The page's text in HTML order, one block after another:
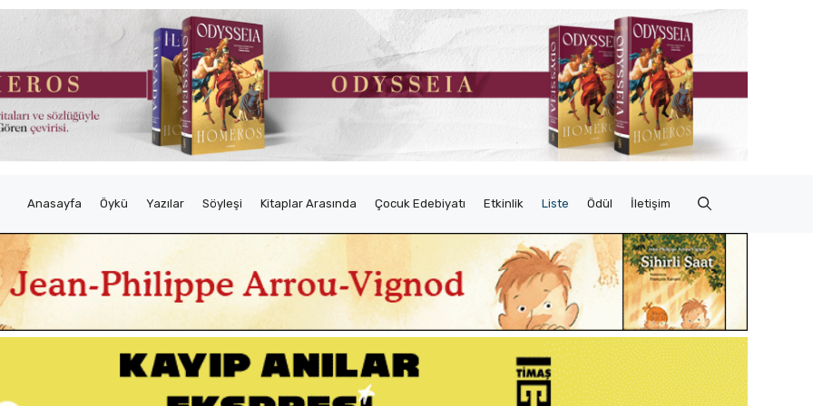
Anasayfa Öykü Yazılar Söyleşi Kitaplar Arasında Çocuk Edebiyatı Etkinlik Liste Ödül İletişim